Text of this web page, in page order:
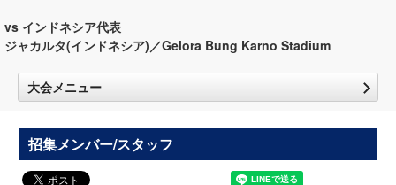
vs インドネシア代表
ジャカルタ(インドネシア)／Gelora Bung Karno Stadium
大会メニュー
招集メンバー/スタッフ